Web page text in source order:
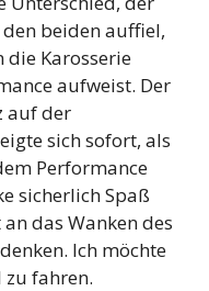
beiden auffiel,
die Karosserie
aufweist. Der
auf der
sich sofort, als
Performance
sicherlich Spaß
das Wanken des
Ich möchte
fahren.